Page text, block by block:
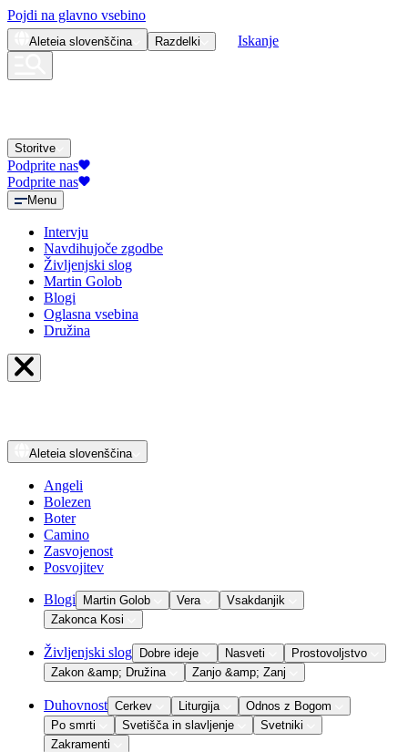
Pojdi na glavno vsebino
Aleteia slovenščina Razdelki Iskanje
Storitve
Podprite nas
Podprite nas
Menu
Intervju
Navdihujoče zgodbe
Življenjski slog
Martin Golob
Blogi
Oglasna vsebina
Družina
Aleteia slovenščina
Angeli
Bolezen
Boter
Camino
Zasvojenost
Posvojitev
Blogi Martin Golob Vera
Vsakdanjik
Zakonca Kosi
Življenjski slog Dobre ideje Nasveti
Prostovoljstvo
Zakon &amp; Družina
Zanjo &amp; Zanj
Duhovnost Cerkev Liturgija
Odnos z Bogom
Po smrti
Svetišča in slavljenje
Svetniki
Zakramenti